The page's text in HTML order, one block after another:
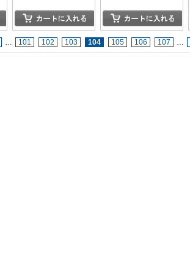
… 101 102 103 104 105 106 107 …